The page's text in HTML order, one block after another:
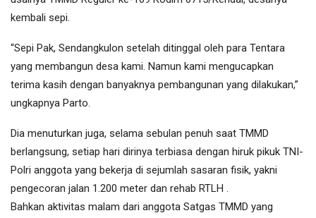
kembali sepi.
“Sepi Pak, Sendangkulon setelah ditinggal oleh para Tentara
yang membangun desa kami. Namun kami mengucapkan
terima kasih dengan banyaknya pembangunan yang dilakukan,”
ungkapnya Parto.
Dia menuturkan juga, selama sebulan penuh saat TMMD
berlangsung, setiap hari dirinya terbiasa dengan hiruk pikuk TNI-
Polri anggota yang bekerja di sejumlah sasaran fisik, yakni
pengecoran jalan 1.200 meter dan rehab RTLH .
Bahkan aktivitas malam dari anggota Satgas TMMD yang